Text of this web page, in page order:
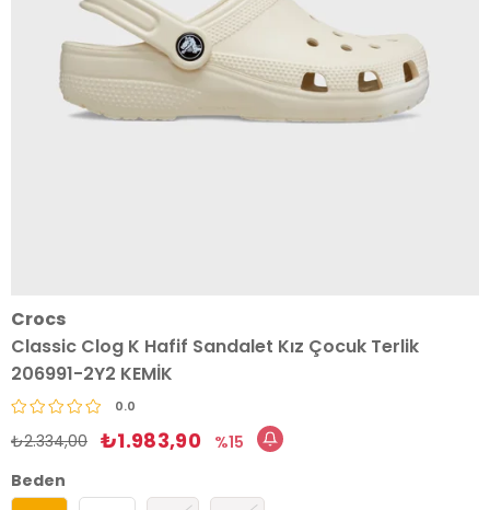
Crocs
Classic Clog K Hafif Sandalet Kız Çocuk Terlik
206991-2Y2 KEMİK
0.0
₺2.334,00 ₺1.983,90
15
Beden